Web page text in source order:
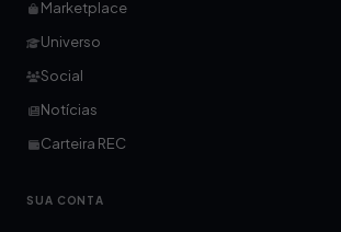
Marketplace
Universo
Social
Notícias
Carteira REC
SUA CONTA